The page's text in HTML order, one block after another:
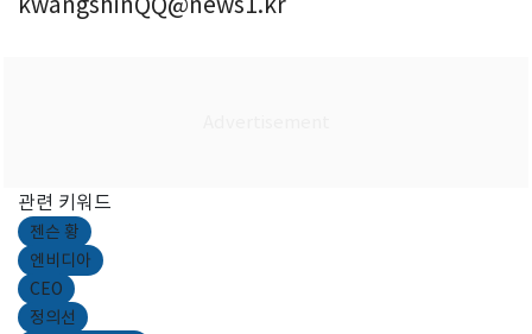
관련 키워드
젠슨 황
엔비디아
CEO
정의선